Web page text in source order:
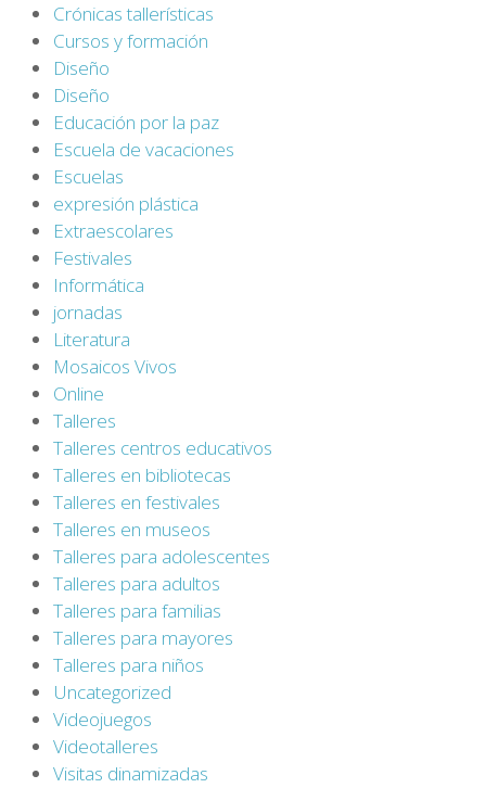
Crónicas tallerísticas
Cursos y formación
Diseño
Diseño
Educación por la paz
Escuela de vacaciones
Escuelas
expresión plástica
Extraescolares
Festivales
Informática
jornadas
Literatura
Mosaicos Vivos
Online
Talleres
Talleres centros educativos
Talleres en bibliotecas
Talleres en festivales
Talleres en museos
Talleres para adolescentes
Talleres para adultos
Talleres para familias
Talleres para mayores
Talleres para niños
Uncategorized
Videojuegos
Videotalleres
Visitas dinamizadas